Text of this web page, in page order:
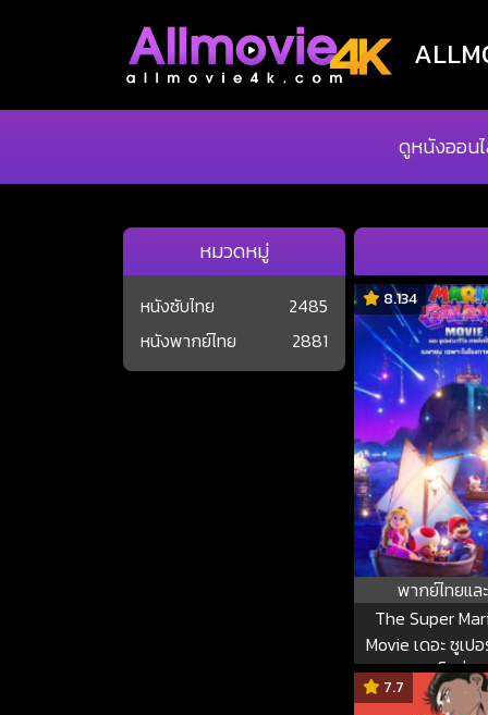
ดูหนังออน
หมวดหมู่
หนังซับไทย
2485
หนังพากย์ไทย
2881
8.134
พากย์ไทยแล
The Super
Movie เดอะ ซูเป
แล็คซี่ มู
7.7